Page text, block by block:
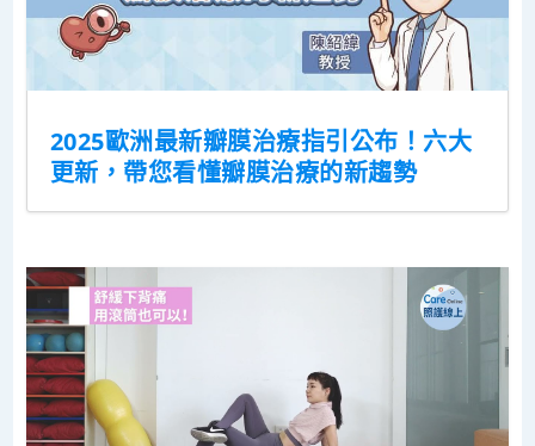
2025歐洲最新瓣膜治療指引公布！六大
更新，帶您看懂瓣膜治療的新趨勢